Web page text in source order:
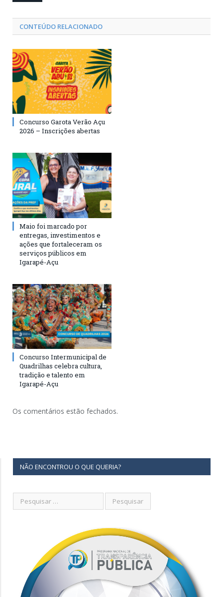
CONTEÚDO RELACIONADO
Concurso Garota Verão Açu
2026 – Inscrições abertas
Maio foi marcado por
entregas, investimentos e
ações que fortaleceram os
serviços públicos em
Igarapé-Açu
Concurso Intermunicipal de
Quadrilhas celebra cultura,
tradição e talento em
Igarapé-Açu
Os comentários estão fechados.
NÃO ENCONTROU O QUE QUERIA?